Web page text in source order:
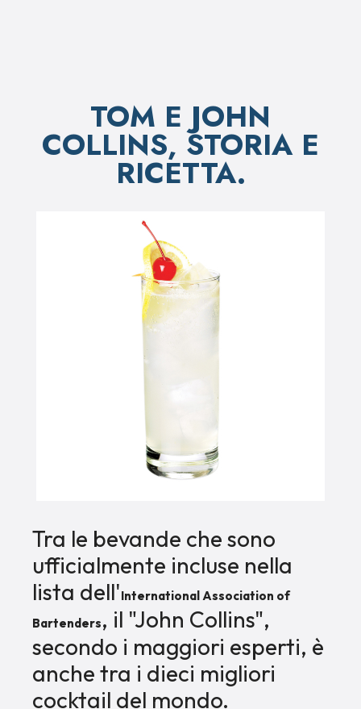
TOM E JOHN
COLLINS, STORIA E
RICETTA.
Tra le bevande che sono
ufficialmente incluse nella
lista dell'International Association of
Bartenders, il "John Collins",
secondo i maggiori esperti, è
anche tra i dieci migliori
cocktail del mondo.